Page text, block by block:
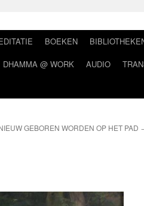
BOEKEN
DHAMMA @ WORK AUDIO
GEBOREN WORDEN OP HET PAD